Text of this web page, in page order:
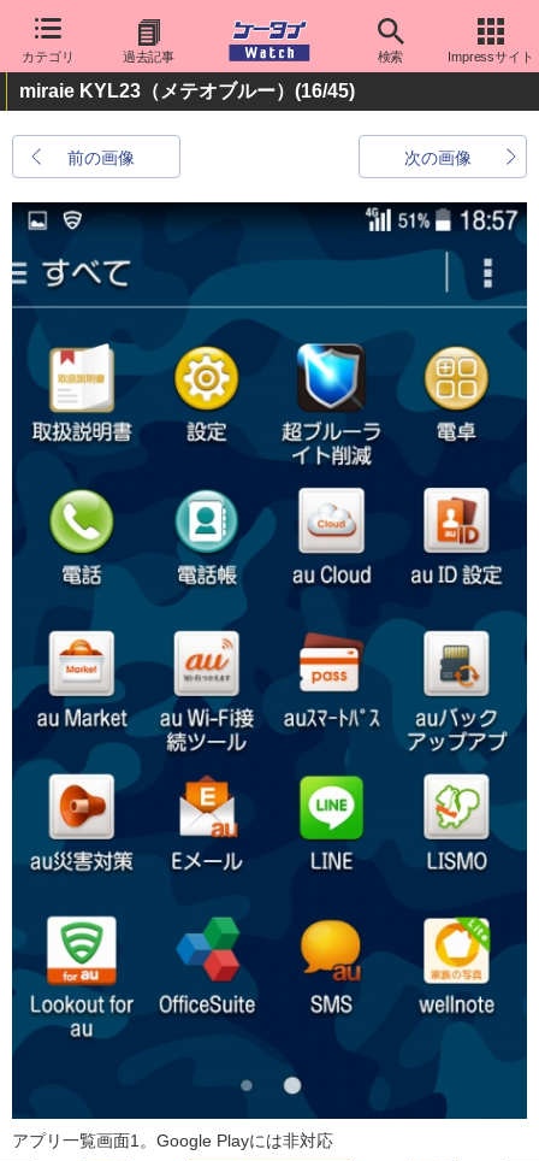
カテゴリ 過去記事 検索 Impressサイト
miraie KYL23（メテオブルー） (16/45)
前の画像 次の画像
アプリ一覧画面1。Google Playには非対応